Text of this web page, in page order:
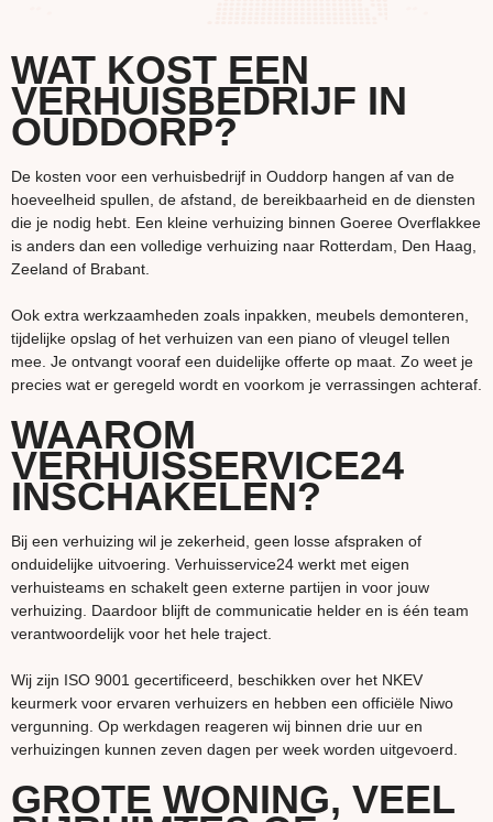
WAT KOST EEN
VERHUISBEDRIJF IN
OUDDORP?
De kosten voor een verhuisbedrijf in Ouddorp hangen af van de
hoeveelheid spullen, de afstand, de bereikbaarheid en de diensten
die je nodig hebt. Een kleine verhuizing binnen Goeree Overflakkee
is anders dan een volledige verhuizing naar Rotterdam, Den Haag,
Zeeland of Brabant.
Ook extra werkzaamheden zoals inpakken, meubels demonteren,
tijdelijke opslag of het verhuizen van een piano of vleugel tellen
mee. Je ontvangt vooraf een duidelijke offerte op maat. Zo weet je
precies wat er geregeld wordt en voorkom je verrassingen achteraf.
WAAROM
VERHUISSERVICE24
INSCHAKELEN?
Bij een verhuizing wil je zekerheid, geen losse afspraken of
onduidelijke uitvoering. Verhuisservice24 werkt met eigen
verhuisteams en schakelt geen externe partijen in voor jouw
verhuizing. Daardoor blijft de communicatie helder en is één team
verantwoordelijk voor het hele traject.
Wij zijn ISO 9001 gecertificeerd, beschikken over het NKEV
keurmerk voor ervaren verhuizers en hebben een officiële Niwo
vergunning. Op werkdagen reageren wij binnen drie uur en
verhuizingen kunnen zeven dagen per week worden uitgevoerd.
GROTE WONING, VEEL